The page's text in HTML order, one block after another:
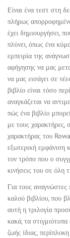
Είναι ένα τεστ στη
πλήρως
έχει δημιουργήσει,
πλύνει, όπως ένα
εμπειρία της
αφήγησης να μας
να μας εισάγει σε
βιβλίο είναι τόσο
αναγκάζεται να
πώς ένα βιβλίο
με τους χαρακτήρες,
χαρακτήρας του
εξωτερική εμφάνιση
τον τρόπο που ο
κινήσεις του σε όλη
Για τους αναγνώστες
καλού βιβλίου, που
αυτή η τριλογία
κακά, τα
ζωής ίδιας,